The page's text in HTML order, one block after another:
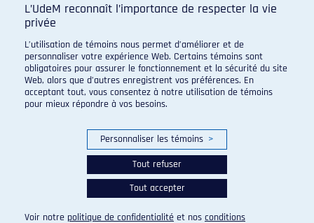
© 2026 Carabins de l'Université de Montréal. Tous droits
réservés.
L’UdeM reconnaît l’importance de respecter la vie
privée
L’utilisation de témoins nous permet d’améliorer et de
personnaliser votre expérience Web. Certains témoins sont
obligatoires pour assurer le fonctionnement et la sécurité du site
Web, alors que d’autres enregistrent vos préférences. En
acceptant tout, vous consentez à notre utilisation de témoins
pour mieux répondre à vos besoins.
Personnaliser les témoins >
Tout refuser
Tout accepter
Voir notre politique de confidentialité et nos conditions